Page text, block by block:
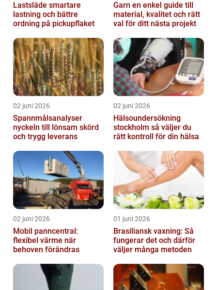
Lastsläde smartare
lastning och bättre
ordning på pickupflaket
Garn en enkel guide till
material, kvalitet och rätt
val för ditt nästa projekt
02 juni 2026
Spannmålsanalyser
nyckeln till lönsam skörd
och trygg leverans
02 juni 2026
Hälsoundersökning
stockholm så väljer du
rätt kontroll för din hälsa
02 juni 2026
Mobil panncentral:
flexibel värme när
behoven förändras
01 juni 2026
Brasiliansk vaxning: Så
fungerar det och därför
väljer många metoden